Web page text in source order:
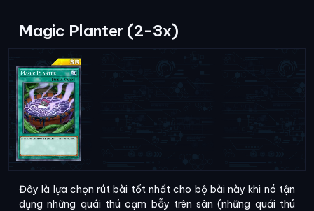
Magic Planter (2-3x)
Đây là lựa chọn rút bài tốt nhất cho bộ bài này khi nó tận
dụng những quái thú cạm bẫy trên sân (những quái thú